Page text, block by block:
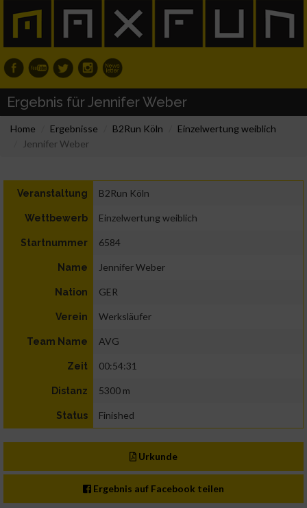
Ergebnis für Jennifer Weber
Home Ergebnisse B2Run Köln
Einzelwertung weiblich
Jennifer Weber
Veranstaltung B2Run Köln
Wettbewerb Einzelwertung weiblich
Startnummer 6584
Name Jennifer Weber
Nation GER
Verein Werksläufer
Team Name AVG
Zeit 00:54:31
Distanz 5300 m
Status Finished
Urkunde
Ergebnis auf Facebook teilen